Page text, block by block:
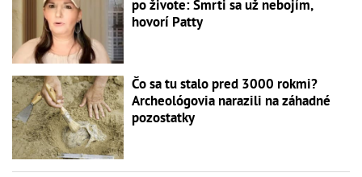
po živote: Smrti sa už nebojím,
hovorí Patty
Čo sa tu stalo pred 3000 rokmi?
Archeológovia narazili na záhadné
pozostatky